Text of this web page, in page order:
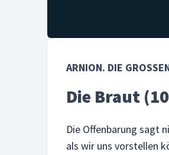
ARNION. DIE
Die Braut
Die Offenbarung sagt
als wir uns vorstellen